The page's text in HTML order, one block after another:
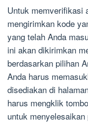
Untuk memverifikasi
mengirimkan kode
yang telah Anda
ini akan dikirimkan
berdasarkan pilihan
Anda harus
disediakan di
harus mengklik
untuk